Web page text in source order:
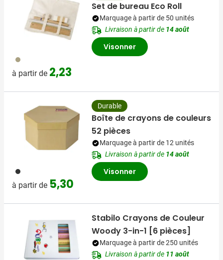
013
à partir de 2,23
Set de bureau Eco Roll
Marquage à partir de 50 unités
Livraison à partir de 14 août
Visonner
011
à partir de 5,30
Durable
Boîte de crayons de couleurs
52 pièces
Marquage à partir de 12 unités
Livraison à partir de 14 août
Visonner
Stabilo Crayons de Couleur
Woody 3-in-1 [6 pièces]
Marquage à partir de 250 unités
Livraison à partir de 11 août